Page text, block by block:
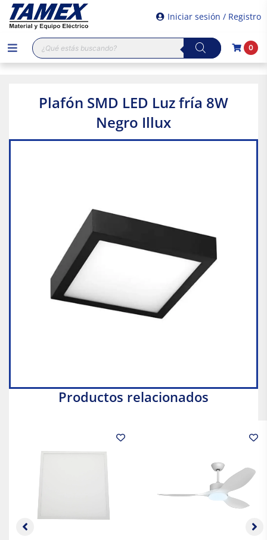
Iniciar sesión / Registro
Búsqueda
de
productos
0
Plafón SMD LED Luz fría 8W
Negro Illux
Productos relacionados